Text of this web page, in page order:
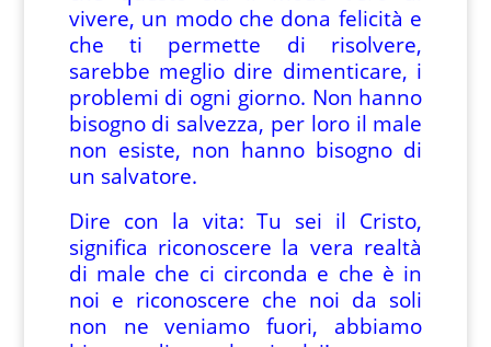
vivere, un modo che dona felicità e
che ti permette di risolvere,
sarebbe meglio dire dimenticare, i
problemi di ogni giorno. Non hanno
bisogno di salvezza, per loro il male
non esiste, non hanno bisogno di
un salvatore.
Dire con la vita: Tu sei il Cristo,
significa riconoscere la vera realtà
di male che ci circonda e che è in
noi e riconoscere che noi da soli
non ne veniamo fuori, abbiamo